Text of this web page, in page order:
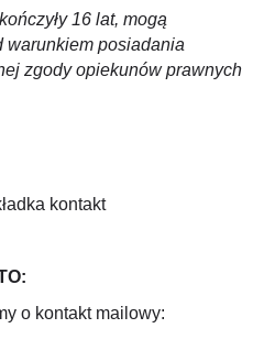
16 lat, mogą
warunkiem posiadania
zgody opiekunów prawnych
kontakt
o kontakt mailowy: